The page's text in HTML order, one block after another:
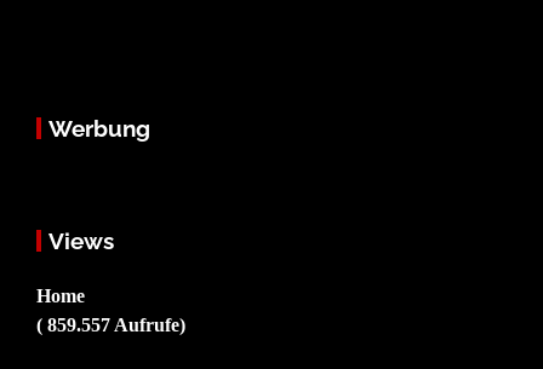
Werbung
Views
Home
( 859.557 Aufrufe)